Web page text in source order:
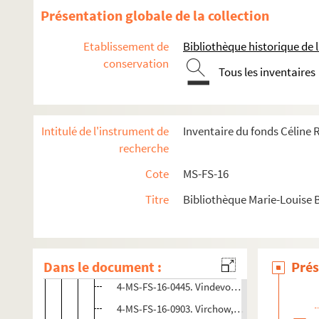
Présentation globale de la collection
Etablissement de
conservation
Bibliothèque historique de
Tous les inventaires
Intitulé de l'instrument de
recherche
Inventaire du fonds Céline
Cote
MS-FS-16
Titre
Bibliothèque Marie-Louise
Dans le document :
4-MS-FS-16-0440. Vautel, Clément
8-MS-FS-16-0224. Veglinsky, Monsieur
8-MS-FS-16-0227. Velloné, Georges
8-MS-FS-16-0228. Vercély, Madame Veuve
8-MS-FS-16-0229. Verger, Jeanne
4-MS-FS-16-0442. Verrier (docteur)
8-MS-FS-16-0230. Verzin, Madame
4-MS-FS-16-0443. Vidal, Cécile
4-MS-FS-16-0444. Villemon, F.
8-MS-FS-16-0232. Vincent, J.
4-MS-FS-16-0445. Vindevogel, Jules
4-MS-FS-16-0903. Virchow, Rudolf